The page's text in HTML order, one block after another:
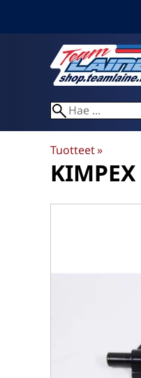
Tuotteet‪»
KIMPEX